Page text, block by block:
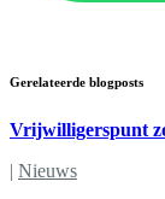
Gerelateerde blogposts
Vrijwilligerspunt
| Nieuws